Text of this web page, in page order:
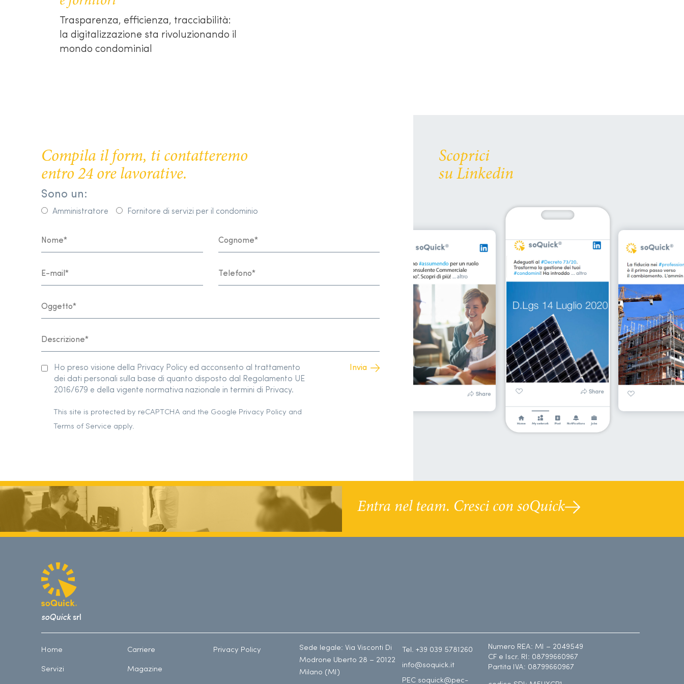
Trasparenza, efficienza, tracciabilità:
la digitalizzazione sta rivoluzionando il
mondo condominial
Compila il form, ti contatteremo
entro 24 ore lavorative.
Sono un:
Amministratore Fornitore di servizi per il condominio
Ho preso visione della Privacy Policy ed acconsento al trattamento
dei dati personali sulla base di quanto disposto dal Regolamento UE
2016/679 e della vigente normativa nazionale in termini di Privacy.
This site is protected by reCAPTCHA and the Google Privacy Policy and
Terms of Service apply.
Scoprici
su Linkedin
Entra nel team. Cresci con soQuick
soQuicksrl
Home
Servizi
Carriere
Magazine
Privacy Policy
Sede legale: Via Visconti Di
Modrone Uberto 28 – 20122
Milano (MI)
Tel. +39 039 5781260
info@soquick.it
PEC soquick@pec-
Numero REA: MI – 2049549
CF e Iscr. RI: 08799660967
Partita IVA: 08799660967